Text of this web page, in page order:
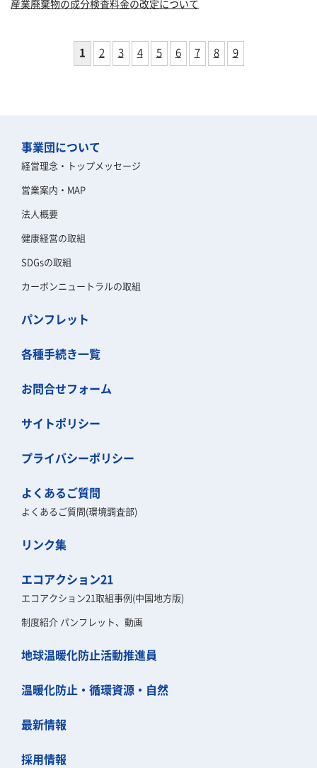
産業廃棄物の成分検査料金の改定について
1 2 3 4 5 6 7 8 9
事業団について
経営理念・トップメッセージ
営業案内・MAP
法人概要
健康経営の取組
SDGsの取組
カーボンニュートラルの取組
パンフレット
各種手続き一覧
お問合せフォーム
サイトポリシー
プライバシーポリシー
よくあるご質問
よくあるご質問(環境調査部)
リンク集
エコアクション21
エコアクション21取組事例(中国地方版)
制度紹介 パンフレット、動画
地球温暖化防止活動推進員
温暖化防止・循環資源・自然
最新情報
採用情報